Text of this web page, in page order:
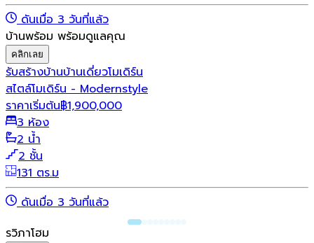
ดันเมื่อ 3 วันที่แล้ว
บ้านพร้อม พร้อมดูแลคุณ
คลิกเลย
รับสร้างบ้านบ้านเดี่ยวโมเดิร์น
สไตล์โมเดิร์น - Modernstyle
ราคาเริ่มต้น฿1,900,000
3 ห้อง
2 น้ำ
2 ชั้น
131 ตร.ม
ดันเมื่อ 3 วันที่แล้ว
รวิภาโฮม